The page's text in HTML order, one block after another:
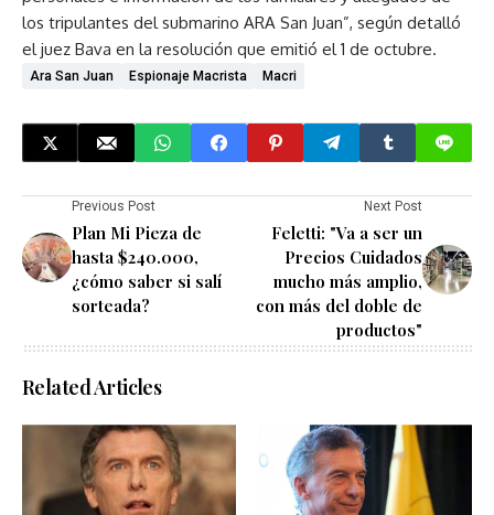
los tripulantes del submarino ARA San Juan”, según detalló
el juez Bava en la resolución que emitió el 1 de octubre.
Ara San Juan Espionaje Macrista Macri
Previous Post
Plan Mi Pieza de
hasta $240.000,
¿cómo saber si salí
sorteada?
Next Post
Feletti: "Va a ser un
Precios Cuidados
mucho más amplio,
con más del doble de
productos"
Related Articles